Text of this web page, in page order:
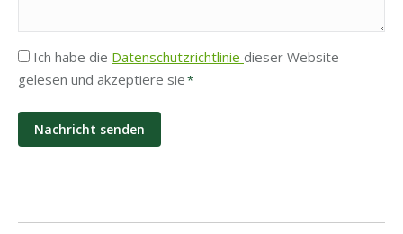
Privatsphäre
*
Ich habe die Datenschutzrichtlinie dieser Website
gelesen und akzeptiere sie*